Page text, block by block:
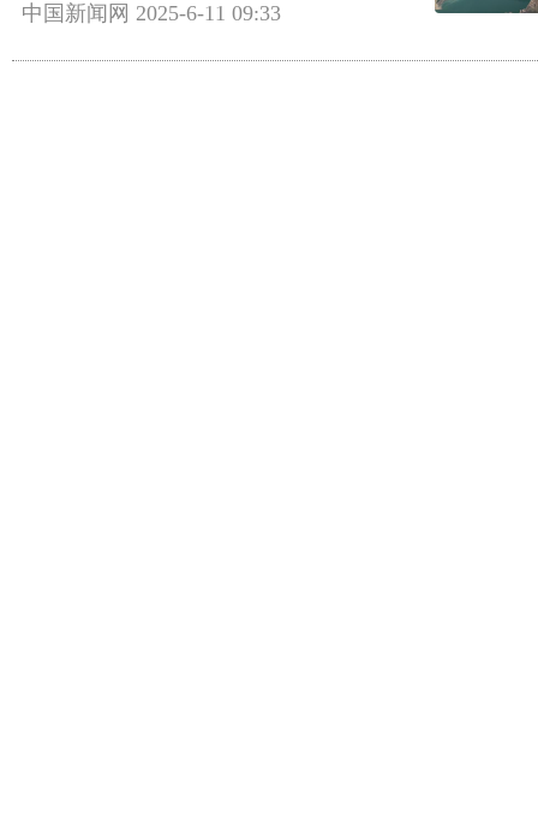
中国新闻网 2025-6-11 09:33